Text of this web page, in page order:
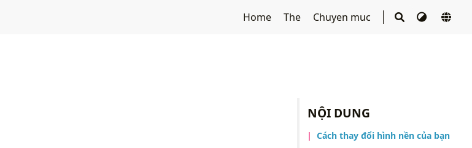
Home The Chuyen muc
NỘI DUNG
Cách thay đổi hình nền của bạn